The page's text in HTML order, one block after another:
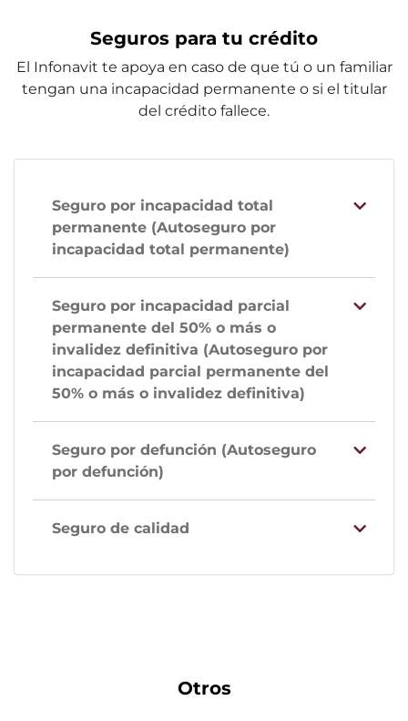
Seguros para tu crédito
El Infonavit te apoya en caso de que tú o un familiar
tengan una incapacidad permanente o si el titular
del crédito fallece.
Seguro por incapacidad total
permanente (Autoseguro por
incapacidad total permanente)
Seguro por incapacidad parcial
permanente del 50% o más o
invalidez definitiva (Autoseguro por
incapacidad parcial permanente del
50% o más o invalidez definitiva)
Seguro por defunción (Autoseguro
por defunción)
Seguro de calidad
Otros